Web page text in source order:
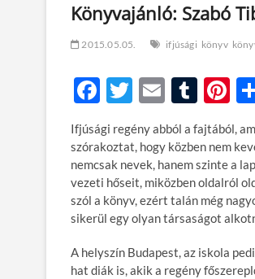
Könyvajánló: Szabó
2015.05.05. ifjúsági könyv
F
ac
e
b
o
o
k
T
w
itt
er
E
m
ail
T
u
m
bl
r
Pi
nt
er
es
t
Ifjúsági regény abból a fajtából,
szórakoztat, hogy közben nem
nemcsak nevek, hanem szinte a
vezeti hőseit, miközben oldalról
szól a könyv, ezért talán még
sikerül egy olyan társaságot
A helyszín Budapest, az iskola
hat diák is, akik a regény